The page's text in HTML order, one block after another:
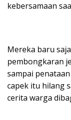
kebersamaan
Mereka baru
pembongkaran
sampai
capek itu hilang
cerita warga